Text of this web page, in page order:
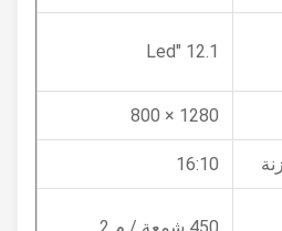
1280 × 800
16:10